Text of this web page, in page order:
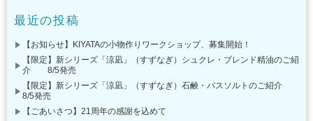
最近の投稿
【お知らせ】KIYATAの小物作りワークショップ、募集開始！
【限定】新シリーズ「涼凪」（すずなぎ）シュクレ・ブレンド精油のご紹
介 8/5発売
【限定】新シリーズ「涼凪」（すずなぎ）石鹸・バスソルトのご紹介
8/5発売
【ごあいさつ】21周年の感謝を込めて